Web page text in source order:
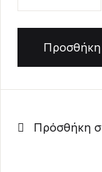
Προσθήκη
Πρόσθήκη